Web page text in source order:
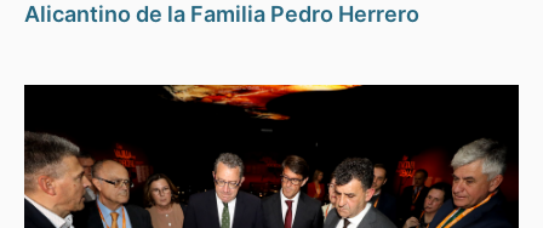
Alicantino de la Familia Pedro Herrero